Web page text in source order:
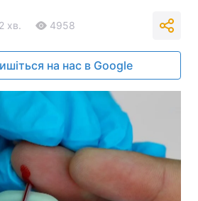
2 хв. 4958
на нас в Google